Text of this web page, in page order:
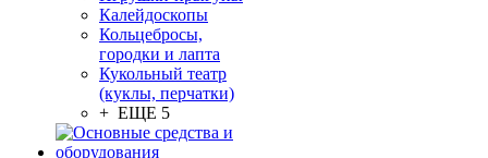
Калейдоскопы
Кольцебросы,
городки и лапта
Кукольный театр
(куклы, перчатки)
+ ЕЩЕ 5